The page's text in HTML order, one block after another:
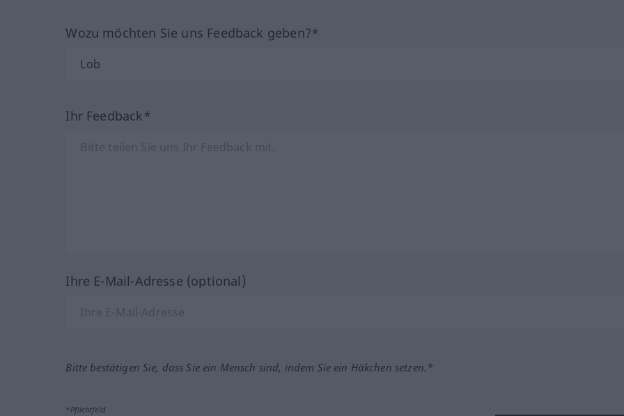
Wozu möchten Sie uns Feedback geben?*
Ihr Feedback*
Ihre E-Mail-Adresse (optional)
Bitte bestätigen Sie, dass Sie ein Mensch sind, indem Sie ein Häkchen setzen.*
*Pflichtfeld